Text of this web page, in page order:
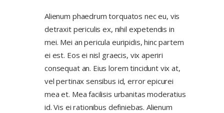
Alienum phaedrum torquatos nec eu, vis
detraxit periculis ex, nihil expetendis in
mei. Mei an pericula euripidis, hinc partem
ei est. Eos ei nisl graecis, vix aperiri
consequat an. Eius lorem tincidunt vix at,
vel pertinax sensibus id, error epicurei
mea et. Mea facilisis urbanitas moderatius
id. Vis ei rationibus definiebas. Alienum